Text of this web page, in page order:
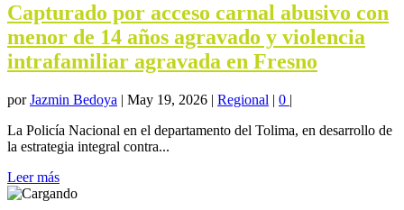
Capturado por acceso carnal abusivo con
menor de 14 años agravado y violencia
intrafamiliar agravada en Fresno
porJazmin Bedoya | May 19, 2026 | Regional | 0 |
La Policía Nacional en el departamento del Tolima, en desarrollo de
la estrategia integral contra...
Leer más